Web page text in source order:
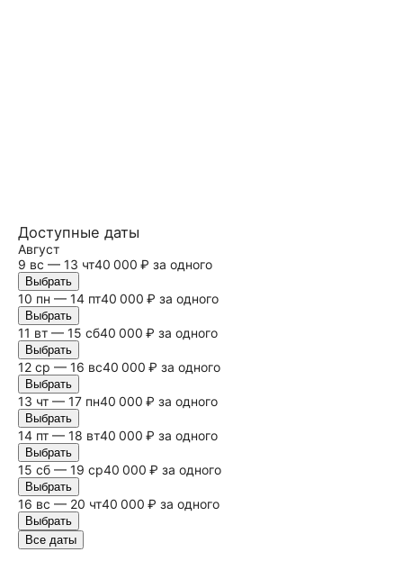
Доступные даты
Август
9 вс — 13 чт40 000 ₽ за одного
Выбрать
10 пн — 14 пт40 000 ₽ за одного
Выбрать
11 вт — 15 сб40 000 ₽ за одного
Выбрать
12 ср — 16 вс40 000 ₽ за одного
Выбрать
13 чт — 17 пн40 000 ₽ за одного
Выбрать
14 пт — 18 вт40 000 ₽ за одного
Выбрать
15 сб — 19 ср40 000 ₽ за одного
Выбрать
16 вс — 20 чт40 000 ₽ за одного
Выбрать
Все даты